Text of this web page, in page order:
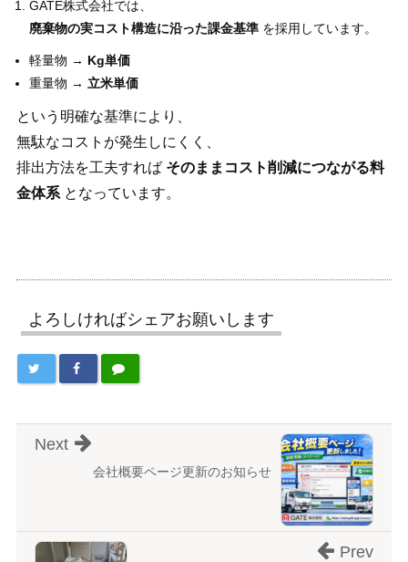
GATE株式会社では、
廃棄物の実コスト構造に沿った課金基準を採用しています。
軽量物 → Kg単価
重量物 → 立米単価
という明確な基準により、
無駄なコストが発生しにくく、
排出方法を工夫すれば そのままコスト削減につながる料
金体系となっています。
よろしければシェアお願いします
会社概要ページ更新のお知らせ
Next
Prev